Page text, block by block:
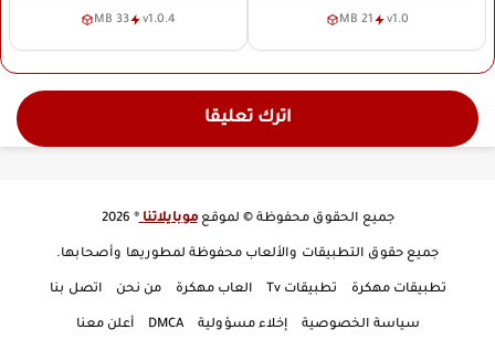
v1.0
21 MB
v1.0.4
33 MB
اترك تعليقا
جميع الحقوق محفوظة © لموقعموبايلاتنا® 2026
جميع حقوق التطبيقات والألعاب محفوظة لمطوريها وأصحابها.
تطبيقات مهكرة تطبيقات Tv العاب مهكرة من نحن اتصل بنا
سياسة الخصوصية إخلاء مسؤولية DMCA أعلن معنا